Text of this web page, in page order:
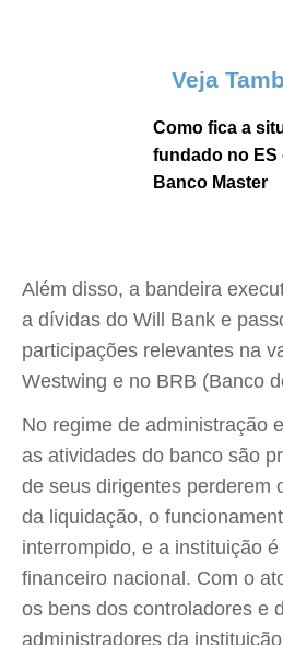
Veja
Como fica a
fundado no ES
Banco Master
Além disso, a bandeira
a dívidas do Will Bank e
participações relevantes na
Westwing e no BRB (Banco
No regime de administração
as atividades do banco são
de seus dirigentes perderem
da liquidação, o
interrompido, e a instituição
financeiro nacional. Com o
os bens dos controladores e
administradores da